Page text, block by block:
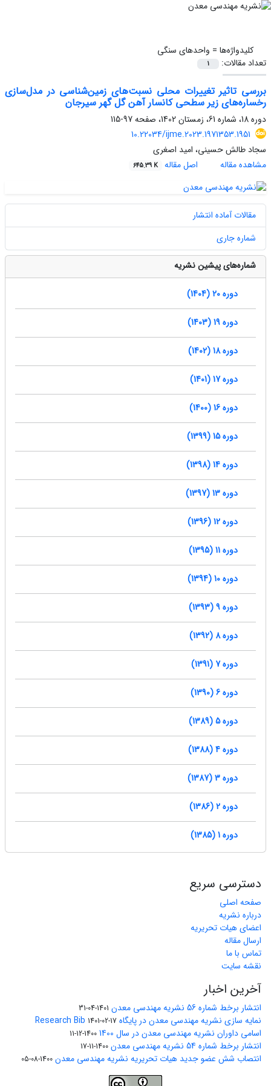
کلیدواژه‌ها = واحدهای سنگی
تعداد مقالات:
1
بررسی تاثیر تغییرات محلی نسبت‌های زمین‌شناسی در مدل‌سازی
رخساره‌های زیر سطحی کانسار آهن گل گهر سیرجان
دوره 18، شماره 61، زمستان 1402، صفحه
97-115
10.22034/ijme.2023.1971353.1951
سجاد طالش حسینی، امید اصغری
مشاهده مقاله
اصل مقاله 645.39 K
مقالات آماده انتشار
شماره جاری
شماره‌های پیشین نشریه
دوره 20 (1404)
دوره 19 (1403)
دوره 18 (1402)
دوره 17 (1401)
دوره 16 (1400)
دوره 15 (1399)
دوره 14 (1398)
دوره 13 (1397)
دوره 12 (1396)
دوره 11 (1395)
دوره 10 (1394)
دوره 9 (1393)
دوره 8 (1392)
دوره 7 (1391)
دوره 6 (1390)
دوره 5 (1389)
دوره 4 (1388)
دوره 3 (1387)
دوره 2 (1386)
دوره 1 (1385)
دسترسی سریع
صفحه اصلی
درباره نشریه
اعضای هیات تحریریه
ارسال مقاله
تماس با ما
نقشه سایت
آخرین اخبار
انتشار برخط شماره 56 نشریه مهندسی معدن 1401-04-31
نمایه سازی نشریه مهندسی معدن در پایگاه Research Bib 1401-02-17
اسامی داوران نشریه مهندسی معدن در سال 1400 1400-12-11
انتشار برخط شماره 54 نشریه مهندسی معدن 1400-11-17
انتصاب شش عضو جدید هیات تحریریه نشریه مهندسی معدن 1400-08-05